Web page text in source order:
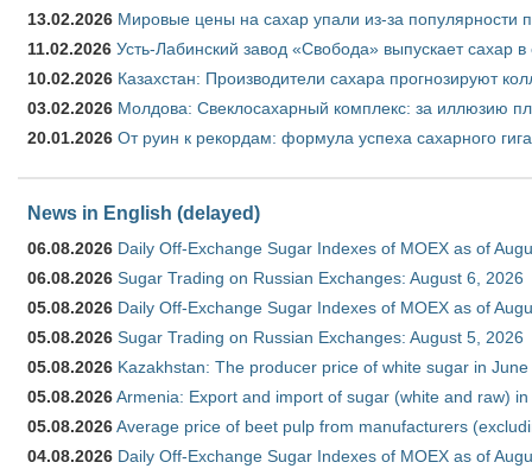
13.02.2026 Мировые цены на сахар упали из-за популярности
11.02.2026 Усть-Лабинский завод «Свобода» выпускает сахар в
10.02.2026 Казахстан: Производители сахара прогнозируют
03.02.2026 Молдова: Свеклосахарный комплекс: за иллюзию
20.01.2026 От руин к рекордам: формула успеха сахарного
News in English (delayed)
06.08.2026 Daily Off-Exchange Sugar Indexes of MOEX as of
06.08.2026 Sugar Trading on Russian Exchanges: August 6, 2026
05.08.2026 Daily Off-Exchange Sugar Indexes of MOEX as of
05.08.2026 Sugar Trading on Russian Exchanges: August 5, 2026
05.08.2026 Kazakhstan: The producer price of white sugar in
05.08.2026Armenia: Export and import of sugar (white and raw)
05.08.2026Average price of beet pulp from manufacturers
04.08.2026 Daily Off-Exchange Sugar Indexes of MOEX as of